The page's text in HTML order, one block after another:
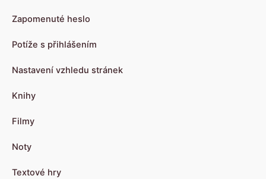
Zapomenuté heslo
Potíže s přihlášením
Nastavení vzhledu stránek
Knihy
Filmy
Noty
Textové hry